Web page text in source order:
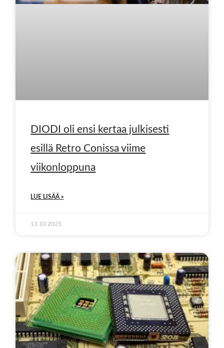
DIODI oli ensi kertaa julkisesti
esillä Retro Conissa viime
viikonloppuna
LUE LISÄÄ »
13.10.2025